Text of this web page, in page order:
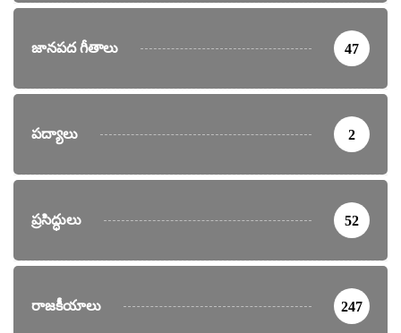
జానపద గీతాలు 47
పద్యాలు 2
ప్రసిద్ధులు 52
రాజకీయాలు 247